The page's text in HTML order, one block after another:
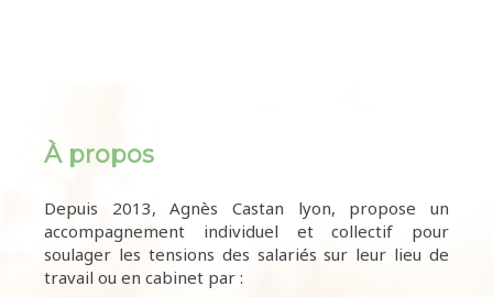
À propos
Depuis 2013, Agnès Castan lyon, propose un
accompagnement individuel et collectif pour
soulager les tensions des salariés sur leur lieu de
travail ou en cabinet par :